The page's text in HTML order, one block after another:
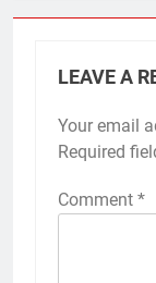
LEAVE A
Your email
Required
Comment *